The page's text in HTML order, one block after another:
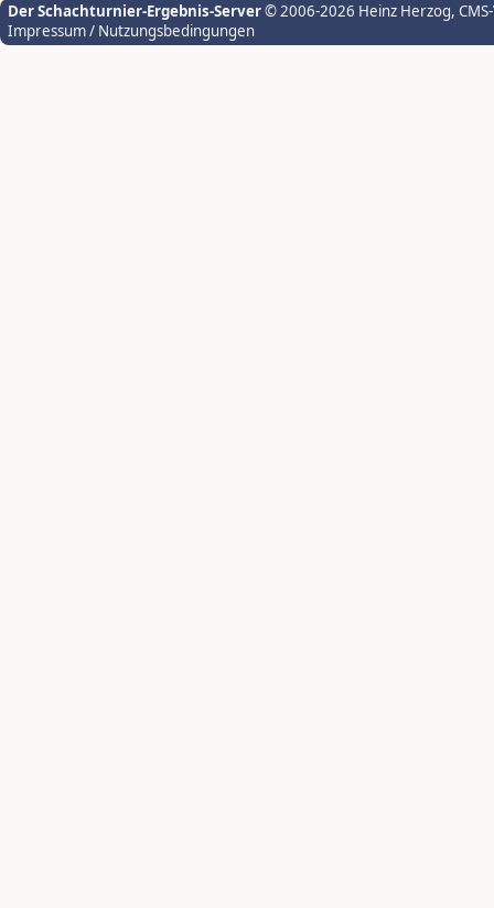
Der Schachturnier-Ergebnis-Server© 2006-2026 Heinz Herzog,
Impressum / Nutzungsbedingungen